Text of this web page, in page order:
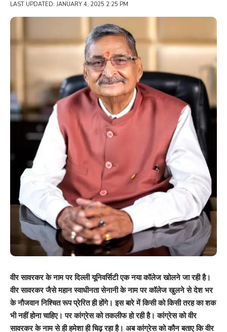
LAST UPDATED: JANUARY 4, 2025 2:25 PM
वीर सावरकर के नाम पर दिल्ली यूनिवर्सिटी एक नया कॉलेज खोलने जा रही है।
वीर सावरकर जैसे महान स्वाधीनता सेनानी के नाम पर कॉलेज खुलने से देश भर
के नौजवान निश्चित रूप प्रेरित ही होंगे। इस बारे में किसी को किसी तरह का शक
भी नहीं होना चाहिए। पर कांग्रेस को तकलीफ हो रही है। कांग्रेस को वीर
सावरकर के नाम से ही हमेशा ही चिढ़ रहा है। अब कांग्रेस को कौन बताए कि वीर